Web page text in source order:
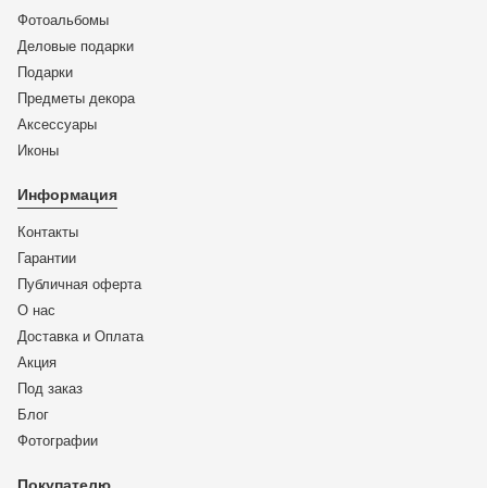
Фотоальбомы
Деловые подарки
Подарки
Предметы декора
Аксессуары
Иконы
Информация
Контакты
Гарантии
Публичная оферта
О нас
Доставка и Оплата
Акция
Под заказ
Блог
Фотографии